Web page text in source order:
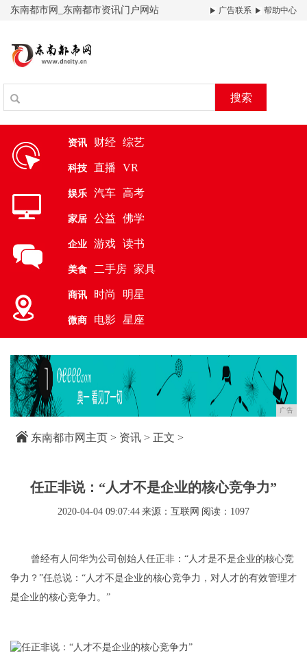
东南都市网_东南都市资讯门户网站 广告联系 帮助中心
搜索
资讯 财经 综艺
科技 直播 VR
娱乐 汽车 高考
家居 公益 佛学
企业 游戏 读书
美食 二手房 家具
商讯 时尚 明星
微商 电影 星座
广告
东南都市网主页 > 资讯 > 正文 >
任正非说：“人才不是企业的核心竞争力”
2020-04-04 09:07:44 来源：互联网 阅读：1097
曾经有人问华为公司创始人任正非：“人才是不是企业的核心竞
争力？”任总说：“人才不是企业的核心竞争力，对人才的有效管理才
是企业的核心竞争力。”